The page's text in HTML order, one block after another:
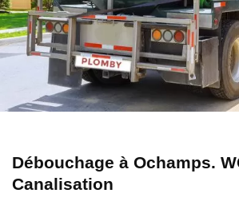
Débouchage à Ochamps.
Canalisation